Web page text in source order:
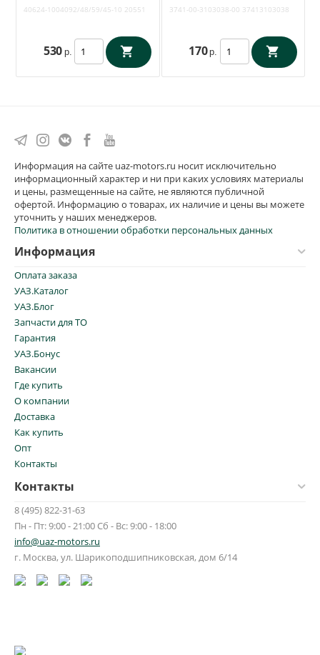
Ростеко 40624-
40624-1004092/48/59/45-10 20551
530 р.
3741-00-3103038-00 37413103038
170 р.
Информация на сайте uaz-motors.ru носит исключительно
информационный характер и ни при каких условиях материалы
и цены, размещенные на сайте, не являются публичной
офертой. Информацию о товарах, их наличие и цены вы можете
уточнить у наших менеджеров.
Политика в отношении обработки персональных данных
Информация
Оплата заказа
УАЗ.Каталог
УАЗ.Блог
Запчасти для ТО
Гарантия
УАЗ.Бонус
Вакансии
Где купить
О компании
Доставка
Как купить
Опт
Контакты
Контакты
8 (495) 822-31-63
Пн - Пт: 9:00 - 21:00 Сб - Вс: 9:00 - 18:00
info@uaz-motors.ru
г. Москва, ул. Шарикоподшипниковская, дом 6/14